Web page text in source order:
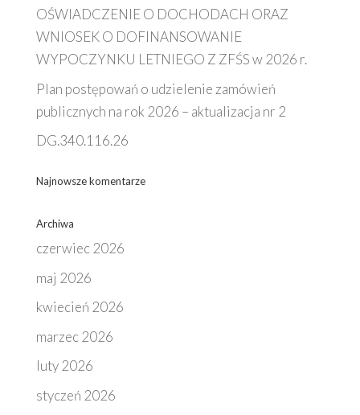
OŚWIADCZENIE O DOCHODACH ORAZ
WNIOSEK O DOFINANSOWANIE
WYPOCZYNKU LETNIEGO Z ZFŚS w 2026 r.
Plan postępowań o udzielenie zamówień
publicznych na rok 2026 – aktualizacja nr 2
DG.340.116.26
Najnowsze komentarze
Archiwa
czerwiec 2026
maj 2026
kwiecień 2026
marzec 2026
luty 2026
styczeń 2026